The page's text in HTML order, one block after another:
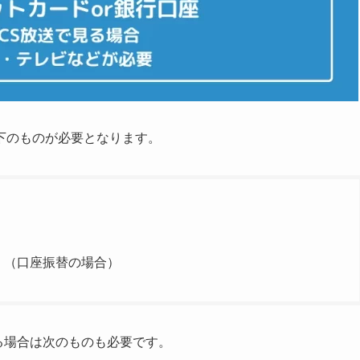
ものが必要となります。
口座振替の場合）
合は次のものも必要です。